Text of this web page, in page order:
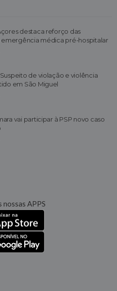
destaca reforço das
médica pré-hospitalar
Suspeito de violação e violência
em São Miguel
vai participar à PSP novo caso
nossas APPS